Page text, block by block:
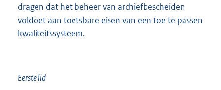
dragen dat het beheer van archiefbescheiden
voldoet aan toetsbare eisen van een toe te passen
kwaliteitssysteem.
Eerste lid